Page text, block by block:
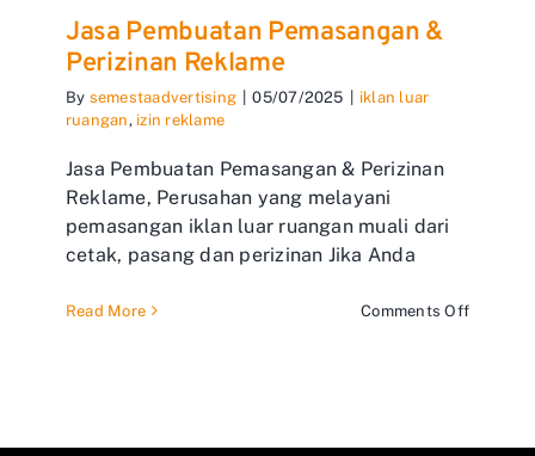
Jasa Pembuatan Pemasangan &
Perizinan Reklame
By semestaadvertising 05/07/2025
iklan luar
ruangan, izin reklame
Jasa Pembuatan Pemasangan & Perizinan
Reklame, Perusahan yang melayani
pemasangan iklan luar ruangan muali dari
cetak, pasang dan perizinan Jika Anda
Read More Comments Offon
Reklame